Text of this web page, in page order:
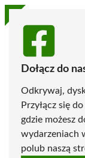
Dołącz do
Odkrywaj,
Przyłącz się
gdzie możesz
wydarzeniach
polub naszą